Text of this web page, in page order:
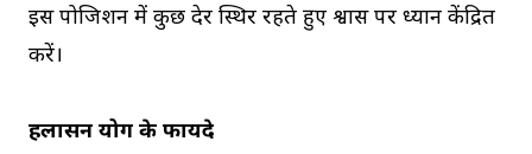
इस पोजिशन में कुछ देर स्थिर रहते हुए श्वास पर ध्यान केंद्रित
करें।
हलासन योग के फायदे